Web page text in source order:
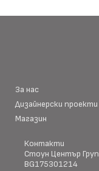
За нас
Дизайнерски проекти
Магазин
Контакти
Стоун Център
BG175301214